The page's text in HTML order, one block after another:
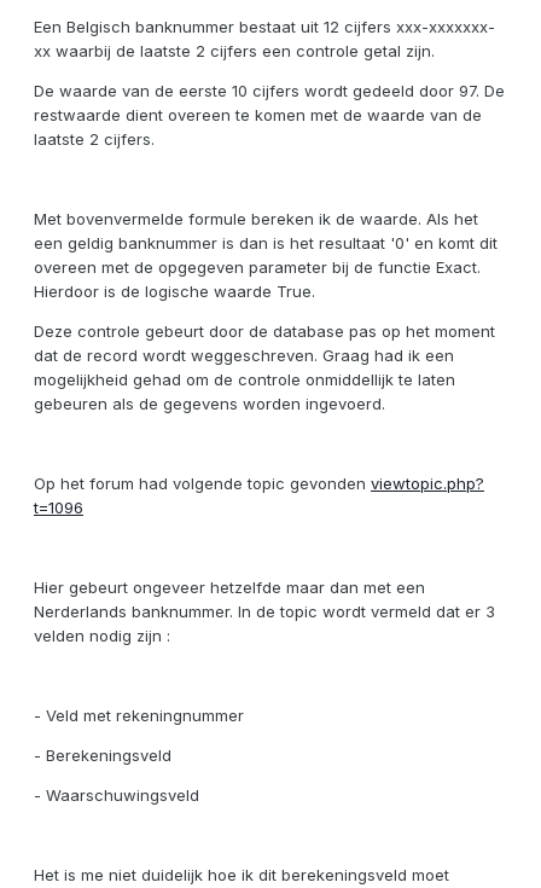
Een Belgisch banknummer bestaat uit 12 cijfers xxx-xxxxxxx-
xx waarbij de laatste 2 cijfers een controle getal zijn.
De waarde van de eerste 10 cijfers wordt gedeeld door 97. De
restwaarde dient overeen te komen met de waarde van de
laatste 2 cijfers.
Met bovenvermelde formule bereken ik de waarde. Als het
een geldig banknummer is dan is het resultaat '0' en komt dit
overeen met de opgegeven parameter bij de functie Exact.
Hierdoor is de logische waarde True.
Deze controle gebeurt door de database pas op het moment
dat de record wordt weggeschreven. Graag had ik een
mogelijkheid gehad om de controle onmiddellijk te laten
gebeuren als de gegevens worden ingevoerd.
Op het forum had volgende topic gevonden viewtopic.php?
t=1096
Hier gebeurt ongeveer hetzelfde maar dan met een
Nerderlands banknummer. In de topic wordt vermeld dat er 3
velden nodig zijn :
- Veld met rekeningnummer
- Berekeningsveld
- Waarschuwingsveld
Het is me niet duidelijk hoe ik dit berekeningsveld moet